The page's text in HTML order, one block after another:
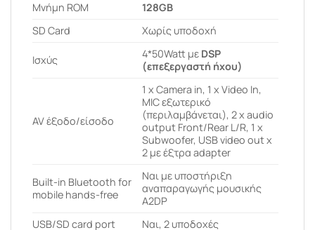
Μνήμη ROM
128GB
SD Card
Χωρίς υποδοχή
Ισχύς 4*50Watt με DSP
(επεξεργαστή ήχου)
AV έξοδο/είσοδο
1 x Camera in, 1 x Video In,
MIC εξωτερικό
(περιλαμβάνεται), 2 x audio
output Front/Rear L/R, 1 x
Subwoofer, USB video out x
2 με έξτρα adapter
Built-in Bluetooth for
mobile hands-free
Ναι με υποστήριξη
αναπαραγωγής μουσικής
A2DP
USB/SD card port
Ναι, 2 υποδοχές